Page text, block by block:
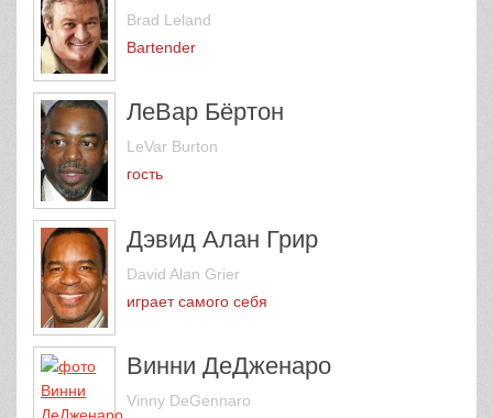
Brad Leland
Bartender
ЛеВар Бёртон
LeVar Burton
гость
Дэвид Алан Грир
David Alan Grier
играет самого себя
Винни ДеДженаро
Vinny DeGennaro